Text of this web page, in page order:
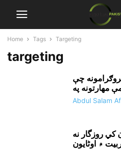
Home Tags Targeting
targeting
چې
Abdul Salam
کي روزگار نه
۾ اوڻايون